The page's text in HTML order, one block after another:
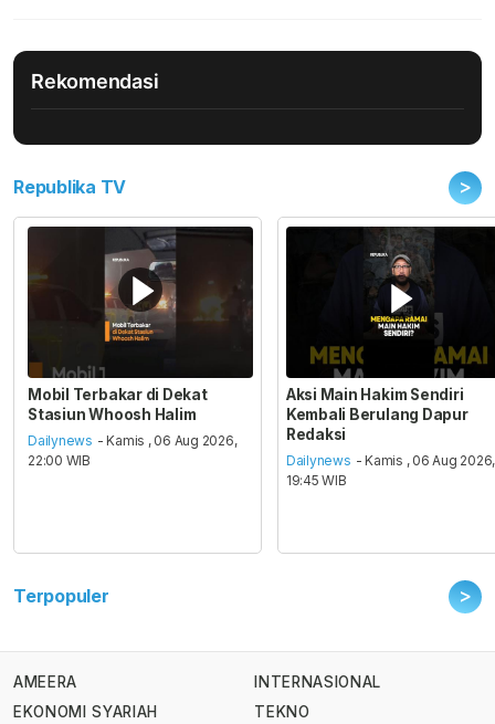
Rekomendasi
Republika TV >
Mobil Terbakar di Dekat
Stasiun Whoosh Halim
Dailynews - Kamis , 06 Aug 2026,
22:00 WIB
Aksi Main Hakim Sendiri
Kembali Berulang Dapur
Redaksi
Dailynews - Kamis , 06 Aug 2026,
19:45 WIB
Terpopuler >
AMEERA
EKONOMI SYARIAH
INTERNASIONAL
TEKNO